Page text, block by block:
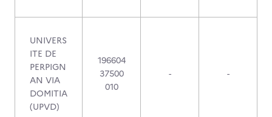
UNIVERS
ITE DE
PERPIGN
AN VIA
DOMITIA
(UPVD)
196604
37500
010
- -